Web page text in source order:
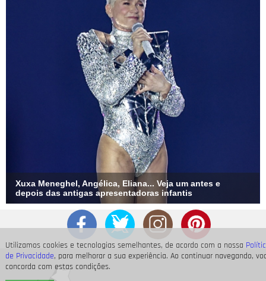
Utilizamos cookies e tecnologias semelhantes, de acordo com a nossa
de Privacidade, para melhorar a sua experiência. Ao continuar navegando,
concorda com estas condições.
Xuxa Meneghel, Angélica, Eliana... Veja um antes e
depois das antigas apresentadoras infantis